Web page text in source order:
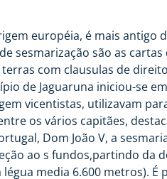
européia, é mais
sesmarização são as
com clausulas de
de Jaguaruna iniciou-se
vicentistas, utilizavam
os vários capitães,
Dom João V, a
ao s fundos,partindo da
media 6.600 metros).